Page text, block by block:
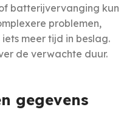
batterijvervanging kun
problemen,
meer tijd in beslag.
de verwachte duur.
gegevens